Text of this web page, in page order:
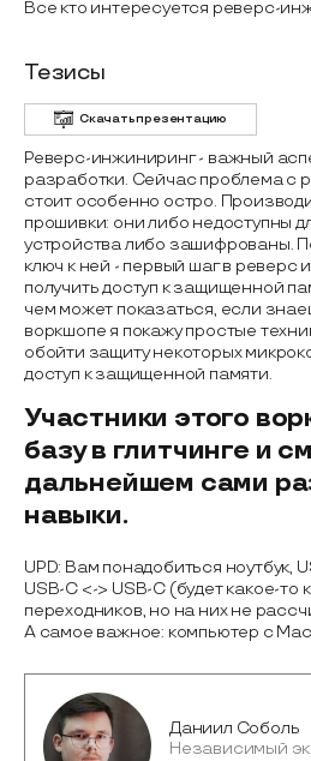
Все кто интересуется реверс-
Тезисы
Скачать презентацию
Реверс-инжиниринг - важный
разработки. Сейчас проблема с
стоит особенно остро.
прошивки: они либо недоступны
устройства либо зашифрованы.
ключ к ней - первый шаг в реверс
получить доступ к защищенной
чем может показаться, если
воркшопе я покажу простые
обойти защиту некоторых
доступ к защищенной памяти.
Участники этого
базу в глитчинге и
дальнейшем сами
навыки.
UPD: Вам понадобиться ноутбук,
USB-C <-> USB-C (будет какое-то
переходников, но на них не
А самое важное: компьютер с
Даниил Соболь
Независимый